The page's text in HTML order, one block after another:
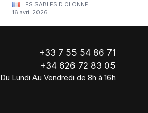
continuerai à commander chez WA Artisan
!
LES SABLES D OLONNE
16 avril 2026
+33 7 55 54 86 71
+34 626 72 83 05
Du Lundi Au Vendredi de 8h à 16h